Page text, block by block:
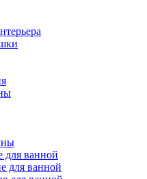
для ванной
для ванной